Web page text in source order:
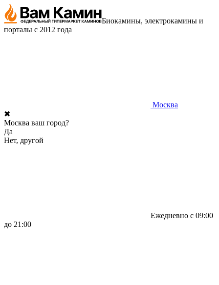
Биокамины, электрокамины и
порталы с 2012 года
Москва
✖
Москва ваш город?
Да
Нет, другой
Ежедневно с 09:00
до 21:00